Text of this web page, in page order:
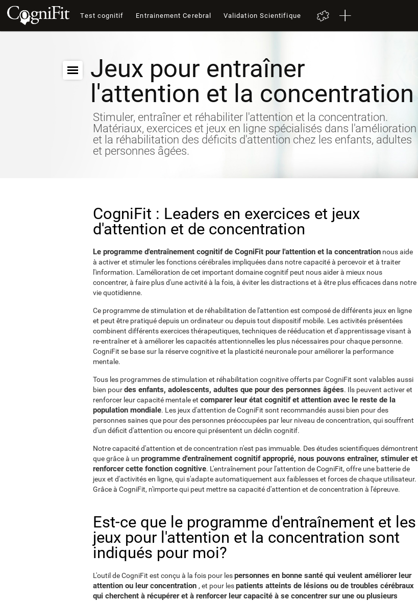
Test cognitif Entrainement Cerebral Validation Scientifique
Jeux pour entraîner
l'attention et la concentration
Stimuler, entraîner et réhabiliter l'attention et la concentration.
Matériaux, exercices et jeux en ligne spécialisés dans l'amélioration
et la réhabilitation des déficits d'attention chez les enfants, adultes
et personnes âgées.
CogniFit : Leaders en exercices et jeux
d'attention et de concentration
Le programme d'entraînement cognitif de CogniFit pour l'attention et la concentration nous aide
à activer et stimuler les fonctions cérébrales impliquées dans notre capacité à percevoir et à traiter
l'information. L'amélioration de cet important domaine cognitif peut nous aider à mieux nous
concentrer, à faire plus d'une activité à la fois, à éviter les distractions et à être plus efficaces dans notre
vie quotidienne.
Ce programme de stimulation et de réhabilitation de l'attention est composé de différents jeux en ligne
et peut être pratiqué depuis un ordinateur ou depuis tout dispositif mobile. Les activités présentées
combinent différents exercices thérapeutiques, techniques de rééducation et d'apprentissage visant à
re-entraîner et à améliorer les capacités attentionnelles les plus nécessaires pour chaque personne.
CogniFit se base sur la réserve cognitive et la plasticité neuronale pour améliorer la performance
mentale.
Tous les programmes de stimulation et réhabilitation cognitive offerts par CogniFit sont valables aussi
bien pourdes enfants, adolescents, adultes que pour des personnes âgées. Ils peuvent activer et
renforcer leur capacité mentale et comparer leur état cognitif et attention avec le reste de la
population mondiale. Les jeux d'attention de CogniFit sont recommandés aussi bien pour des
personnes saines que pour des personnes préoccupées par leur niveau de concentration, qui souffrent
d'un déficit d'attention ou encore qui présentent un déclin cognitif.
Notre capacité d'attention et de concentration n'est pas immuable. Des études scientifiques démontrent
que grâce à un programme d'entraînement cognitif approprié, nous pouvons entraîner, stimuler et
renforcer cette fonction cognitive. L'entraînement pour l'attention de CogniFit, offre une batterie de
jeux et d'activités en ligne, qui s'adapte automatiquement aux faiblesses et forces de chaque utilisateur.
Grâce à CogniFit, n'importe qui peut mettre sa capacité d'attention et de concentration à l'épreuve.
Est-ce que le programme d'entraînement et les
jeux pour l'attention et la concentration sont
indiqués pour moi?
L'outil de CogniFit est conçu à la fois pour lespersonnes en bonne santé qui veulent améliorer leur
attention ou leur concentration , et pour lespatients atteints de lésions ou de troubles cérébraux
qui cherchent à récupérer et à renforcer leur capacité à se concentrer sur une ou plusieurs